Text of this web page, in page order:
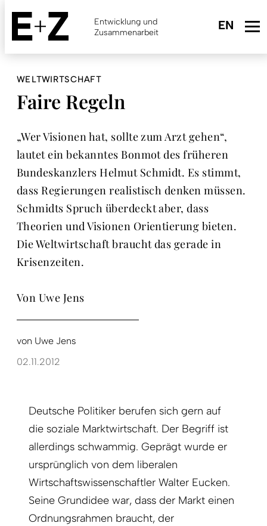
Skip
main
content
Entwicklung und
Zusammenarbeit
WELTWIRTSCHAFT
Faire Regeln
„Wer Visionen hat, sollte zum Arzt gehen“,
lautet ein bekanntes Bonmot des früheren
Bundeskanzlers Helmut Schmidt. Es stimmt,
dass Regierungen realistisch denken müssen.
Schmidts Spruch überdeckt aber, dass
Theorien und Visionen Orientierung bieten.
Die Weltwirtschaft braucht das gerade in
Krisenzeiten.
Von Uwe Jens
von Uwe Jens
02.11.2012
Deutsche Politiker berufen sich gern auf
die soziale Marktwirtschaft. Der Begriff ist
allerdings schwammig. Geprägt wurde er
ursprünglich von dem liberalen
Wirtschaftswissenschaftler Walter Eucken.
Seine Grundidee war, dass der Markt einen
Ordnungsrahmen braucht, der